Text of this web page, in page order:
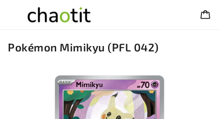
Pokémon Mimikyu (PFL 042)